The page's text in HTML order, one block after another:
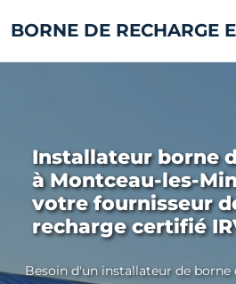
BORNE DE RECHARGE
Installateur borne
à Montceau-les-
votre fournisseur
recharge certifié
Besoin d'un installateur de borne